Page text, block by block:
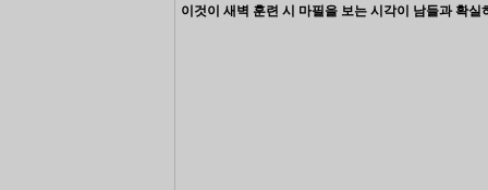
이것이 새벽 훈련 시 마필을 보는 시각이 남들과 확실